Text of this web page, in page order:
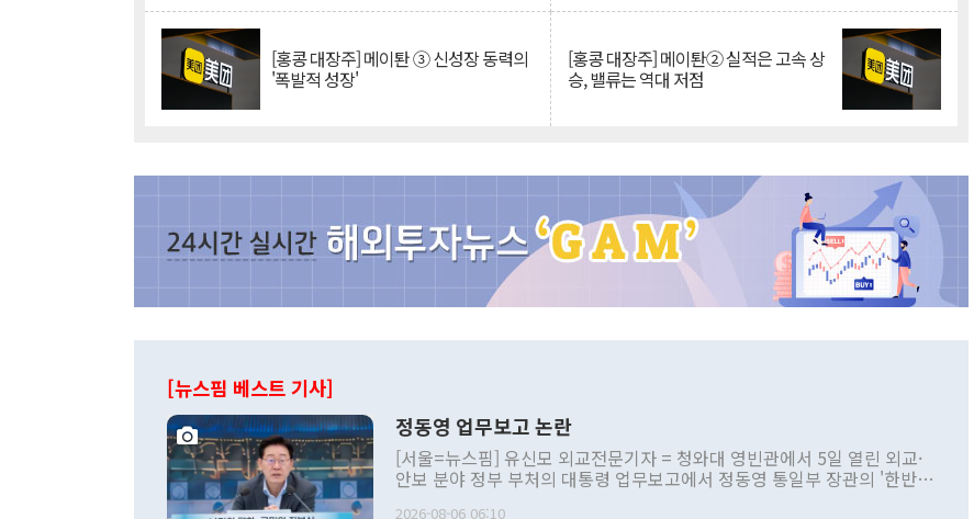
[홍콩 대장주] 메이퇀 ③ 신성장 동력의
'폭발적 성장'
[홍콩 대장주] 메이퇀② 실적은 고속 상
승, 밸류는 역대 저점
[뉴스핌 베스트 기사]
정동영 업무보고 논란
[서울=뉴스핌] 유신모 외교전문기자 = 청와대 영빈관에서 5일 열린 외교·
안보 분야 정부 부처의 대통령 업무보고에서 정동영 통일부 장관의 '한반도
2026-08-06 06:10